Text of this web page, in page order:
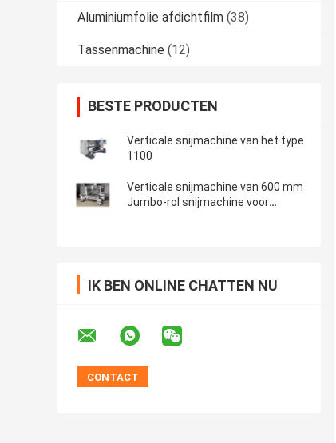
Aluminiumfolie afdichtfilm (38)
Tassenmachine (12)
BESTE PRODUCTEN
Verticale snijmachine van het type
1100
Verticale snijmachine van 600 mm
Jumbo-rol snijmachine voor
IK BEN ONLINE CHATTEN NU